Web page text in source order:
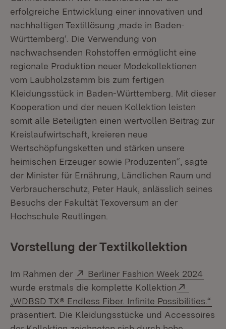
erfolgreiche Entwicklung einer innovativen und
nachhaltigen Textillösung ,made in Baden-
Württemberg‘. Die Verwendung von
nachwachsenden Rohstoffen ermöglicht eine
regionale Produktion neuer Modekollektionen
vom Laubholzstamm bis zum fertigen
Kleidungsstück in Baden-Württemberg. Mit dieser
Kooperation und der neuen Kollektion leisten
somit alle Beteiligten einen wertvollen Beitrag zur
Kreislaufwirtschaft, kreieren neue
Wertschöpfungsketten und stärken unsere
heimischen Erzeuger sowie Produzenten“, sagte
der Minister für Ernährung, Ländlichen Raum und
Verbraucherschutz, Peter Hauk, anlässlich seines
Besuchs der Fakultät Texoversum an der
Hochschule Reutlingen.
Vorstellung der Textilkollektion
Im Rahmen der Extern:
Berliner Fashion Week 2024
wurde erstmals die komplette Kollektion
„WDBSD TX® Endless Fiber. Infinite Possibilities.“
präsentiert. Die Kleidungsstücke und Accessoires